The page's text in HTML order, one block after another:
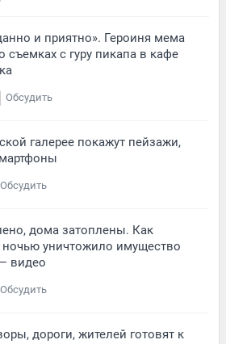
и приятно». Героиня мема
съемках с гуру пикапа в кафе
Обсудить
галерее покажут пейзажи,
Обсудить
дома затоплены. Как
ночью уничтожило имущество
видео
Обсудить
дороги, жителей готовят к